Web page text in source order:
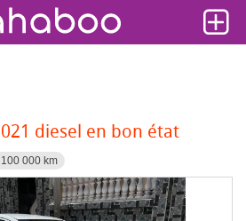
diesel en bon état
100 000 km